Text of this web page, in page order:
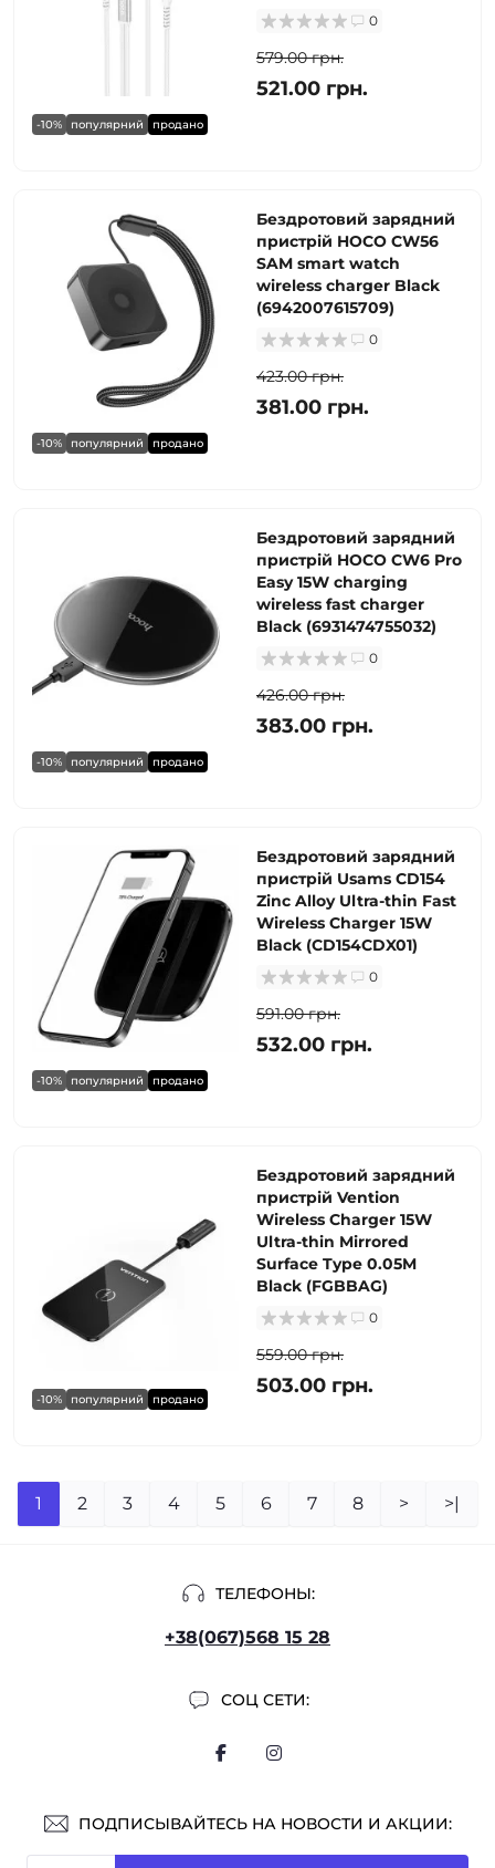
-10% популярний продано
0
579.00 грн.
521.00 грн.
-10% популярний продано
Бездротовий зарядний
пристрій HOCO CW56
SAM smart watch
wireless charger Black
(6942007615709)
0
423.00 грн.
381.00 грн.
-10% популярний продано
Бездротовий зарядний
пристрій HOCO CW6 Pro
Easy 15W charging
wireless fast charger
Black (6931474755032)
0
426.00 грн.
383.00 грн.
-10% популярний продано
Бездротовий зарядний
пристрій Usams CD154
Zinc Alloy Ultra-thin Fast
Wireless Charger 15W
Black (CD154CDX01)
0
591.00 грн.
532.00 грн.
-10% популярний продано
Бездротовий зарядний
пристрій Vention
Wireless Charger 15W
Ultra-thin Mirrored
Surface Type 0.05M
Black (FGBBAG)
0
559.00 грн.
503.00 грн.
1 2 3 4 5 6 7 8 > >|
ТЕЛЕФОНЫ:
+38(067)568 15 28
СОЦ СЕТИ:
ПОДПИСЫВАЙТЕСЬ НА НОВОСТИ И АКЦИИ: